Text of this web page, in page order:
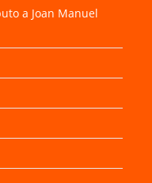
a Joan Manuel